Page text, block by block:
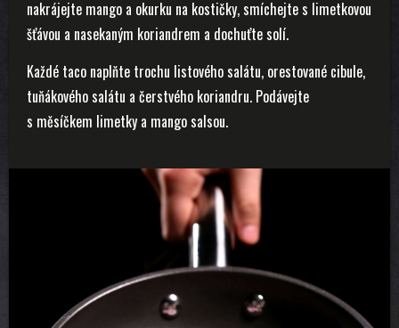
nakrájejte mango a okurku na kostičky, smíchejte s limetkovou
šťávou a nasekaným koriandrem a dochuťte solí.
Každé taco naplňte trochu listového salátu, orestované cibule,
tuňákového salátu a čerstvého koriandru. Podávejte
s měsíčkem limetky a mango salsou.